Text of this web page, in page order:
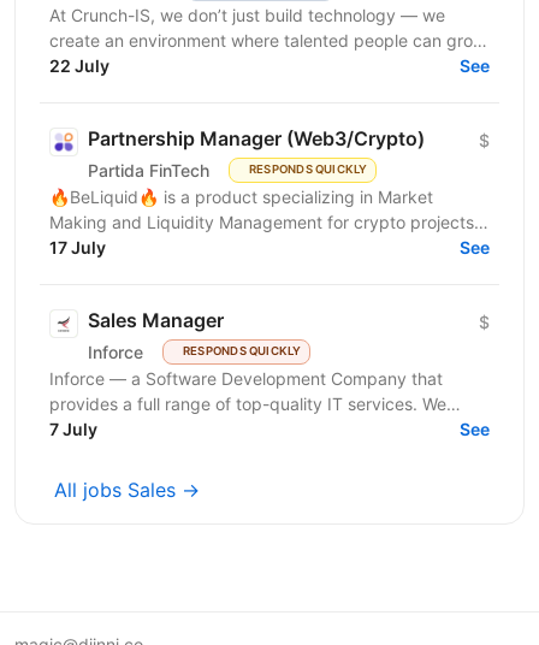
At Crunch-IS, we don’t just build technology — we
create an environment where talented people can grow,
develop innovative solutions, and truly feel their...
22 July See
Partnership Manager (Web3/Crypto)
Partida FinTech RESPONDS QUICKLY
$
🔥BeLiquid🔥 is a product specializing in Market
Making and Liquidity Management for crypto projects.
We help projects build sustainable liquidity, maintain...
17 July See
Sales Manager
Inforce RESPONDS QUICKLY
$
Inforce — a Software Development Company that
provides a full range of top-quality IT services. We
believe that great software starts with great people
7 July See
All jobs Sales →